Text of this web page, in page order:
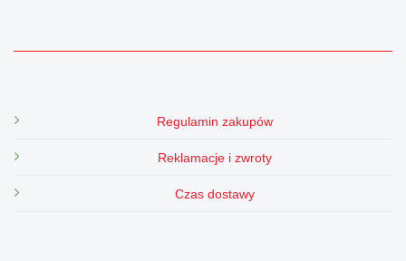
Regulamin zakupów
Reklamacje i zwroty
Czas dostawy